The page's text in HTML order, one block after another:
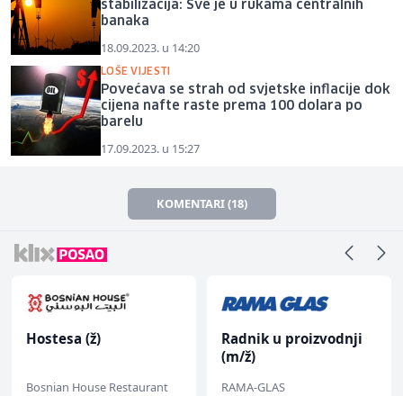
stabilizacija: Sve je u rukama centralnih
banaka
18.09.2023. u 14:20
LOŠE VIJESTI
Povećava se strah od svjetske inflacije dok
cijena nafte raste prema 100 dolara po
barelu
17.09.2023. u 15:27
KOMENTARI (18)
Hostesa (ž)
Bosnian House Restaurant
Radnik u proizvodnji
(m/ž)
RAMA-GLAS